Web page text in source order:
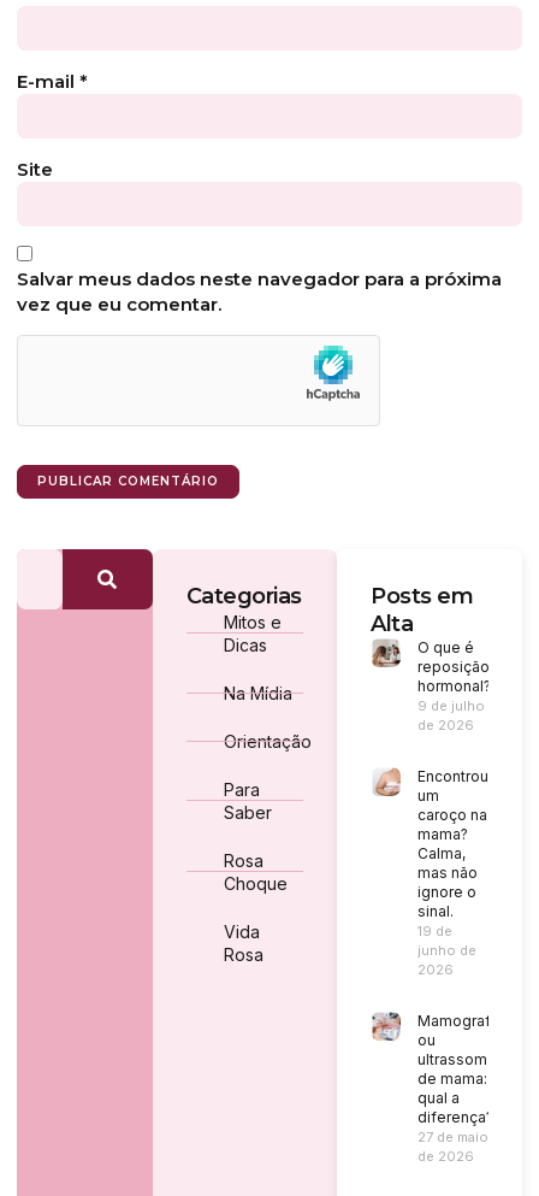
E-mail *
Site
Salvar meus dados neste navegador para a próxima
vez que eu comentar.
Categorias
Mitos e
Dicas
Na Mídia
Orientação
Para
Saber
Rosa
Choque
Vida
Rosa
Posts em
Alta
O que é
reposição
hormonal?
9 de julho
de 2026
Encontrou
um
caroço na
mama?
Calma,
mas não
ignore o
sinal.
19 de
junho de
2026
Mamografia
ou
ultrassom
de mama:
qual a
diferença?
27 de maio
de 2026